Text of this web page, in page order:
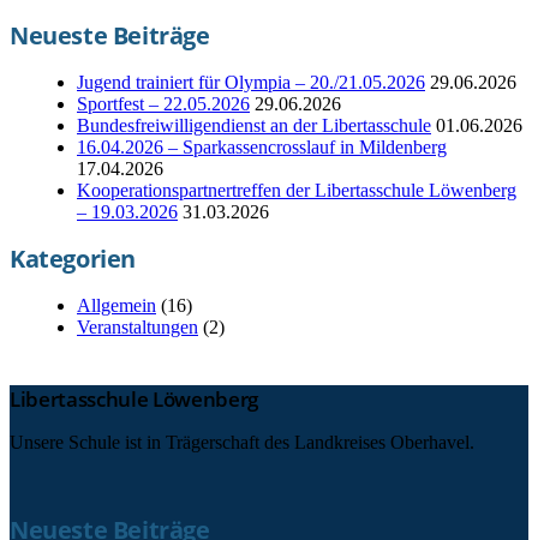
Neueste Beiträge
Jugend trainiert für Olympia – 20./21.05.2026 29.06.2026
Sportfest – 22.05.2026 29.06.2026
Bundesfreiwilligendienst an der Libertasschule 01.06.2026
16.04.2026 – Sparkassencrosslauf in Mildenberg
17.04.2026
Kooperationspartnertreffen der Libertasschule Löwenberg
– 19.03.2026 31.03.2026
Kategorien
Allgemein (16)
Veranstaltungen (2)
Libertasschule Löwenberg
Unsere Schule ist in Trägerschaft des Landkreises Oberhavel.
Neueste Beiträge